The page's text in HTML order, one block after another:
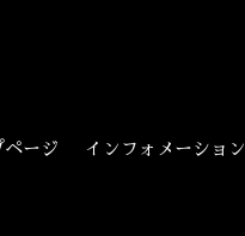
ページ インフォメーション